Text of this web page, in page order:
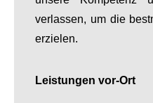
verlassen, um die
erzielen.
Leistungen vor-Ort